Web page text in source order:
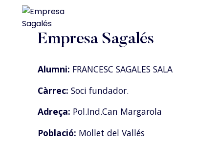
Empresa Sagalés
Alumni: FRANCESC SAGALES SALA
Càrrec: Soci fundador.
Adreça: Pol.Ind.Can Margarola
Població: Mollet del Vallés